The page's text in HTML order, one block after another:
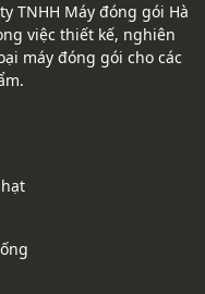
TNHH Máy đóng gói Hà
việc thiết kế, nghiên
máy đóng gói cho các